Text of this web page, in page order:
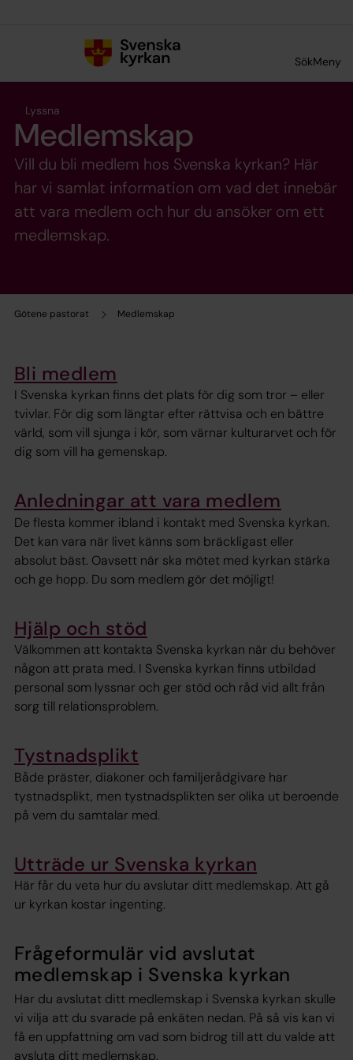
SökMeny
Götene pastorat Medlemskap
Lyssna
Medlemskap
Vill du bli medlem hos Svenska kyrkan? Här
har vi samlat information om vad det innebär
att vara medlem och hur du ansöker om ett
medlemskap.
Bli medlem
I Svenska kyrkan finns det plats för dig som tror – eller
tvivlar. För dig som längtar efter rättvisa och en bättre
värld, som vill sjunga i kör, som värnar kulturarvet och för
dig som vill ha gemenskap.
Anledningar att vara medlem
De flesta kommer ibland i kontakt med Svenska kyrkan.
Det kan vara när livet känns som bräckligast eller
absolut bäst. Oavsett när ska mötet med kyrkan stärka
och ge hopp. Du som medlem gör det möjligt!
Hjälp och stöd
Välkommen att kontakta Svenska kyrkan när du behöver
någon att prata med. I Svenska kyrkan finns utbildad
personal som lyssnar och ger stöd och råd vid allt från
sorg till relationsproblem.
Tystnadsplikt
Både präster, diakoner och familjerådgivare har
tystnadsplikt, men tystnadsplikten ser olika ut beroende
på vem du samtalar med.
Utträde ur Svenska kyrkan
Här får du veta hur du avslutar ditt medlemskap. Att gå
ur kyrkan kostar ingenting.
Frågeformulär vid avslutat
medlemskap i Svenska kyrkan
Har du avslutat ditt medlemskap i Svenska kyrkan skulle
vi vilja att du svarade på enkäten nedan. På så vis kan vi
få en uppfattning om vad som bidrog till att du valde att
avsluta ditt medlemskap.